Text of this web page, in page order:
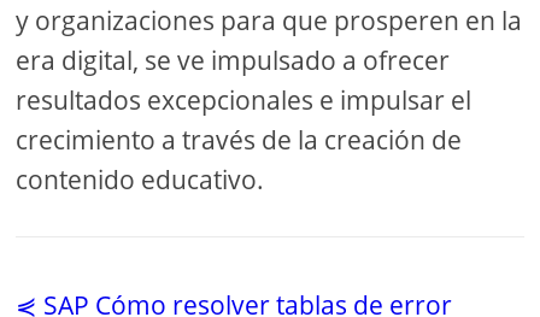
y organizaciones para que prosperen en la
era digital, se ve impulsado a ofrecer
resultados excepcionales e impulsar el
crecimiento a través de la creación de
contenido educativo.
⋞ SAP Cómo resolver tablas de error